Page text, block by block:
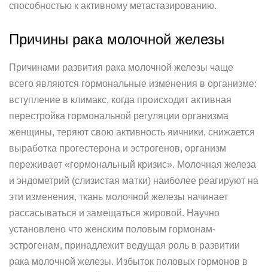
способностью к активному метастазированию.
Причины рака молочной железы
Причинами развития рака молочной железы чаще
всего являются гормональные изменения в организме:
вступление в климакс, когда происходит активная
перестройка гормональной регуляции организма
женщины, теряют свою активность яичники, снижается
выработка прогестерона и эстрогенов, организм
переживает «гормональный кризис». Молочная железа
и эндометрий (слизистая матки) наиболее реагируют на
эти изменения, ткань молочной железы начинает
рассасываться и замещаться жировой. Научно
установлено что женским половым гормонам-
эстрогенам, принадлежит ведущая роль в развитии
рака молочной железы. Избыток половых гормонов в